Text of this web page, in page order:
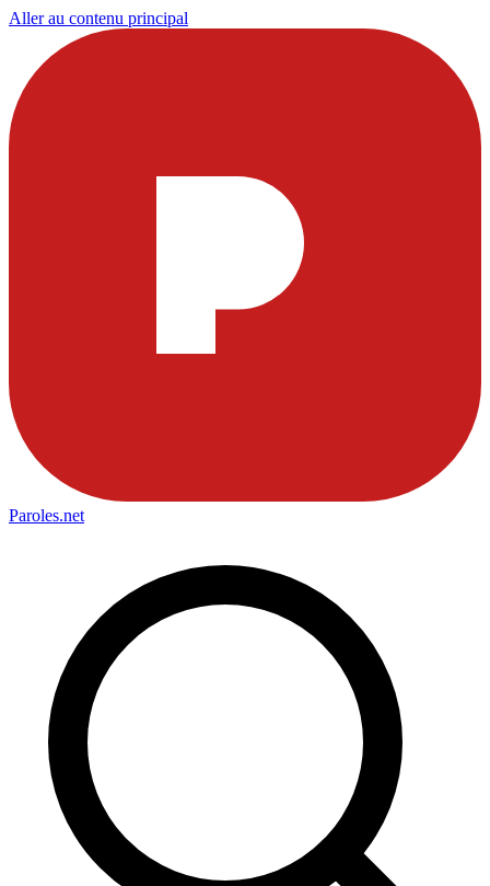
Aller au contenu principal
Paroles.net